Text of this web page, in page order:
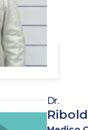
Dr.